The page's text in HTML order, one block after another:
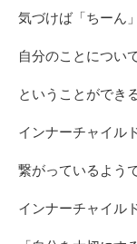
気づけば「ちーん
自分のことについ
ということができ
インナーチャイル
繋がっているよう
インナーチャイル